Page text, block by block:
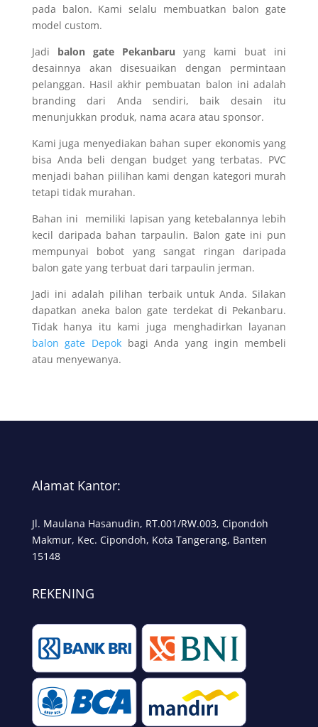
pada balon. Kami selalu membuatkan balon gate
model custom.
Jadi balon gate Pekanbaruyang kami buat ini
desainnya akan disesuaikan dengan permintaan
pelanggan. Hasil akhir pembuatan balon ini adalah
branding dari Anda sendiri, baik desain itu
menunjukkan produk, nama acara atau sponsor.
Kami juga menyediakan bahan super ekonomis yang
bisa Anda beli dengan budget yang terbatas. PVC
menjadi bahan piilihan kami dengan kategori murah
tetapi tidak murahan.
Bahan ini memiliki lapisan yang ketebalannya lebih
kecil daripada bahan tarpaulin. Balon gate ini pun
mempunyai bobot yang sangat ringan daripada
balon gate yang terbuat dari tarpaulin jerman.
Jadi ini adalah pilihan terbaik untuk Anda. Silakan
dapatkan aneka balon gate terdekat di Pekanbaru.
Tidak hanya itu kami juga menghadirkan layanan
balon gate Depok bagi Anda yang ingin membeli
atau menyewanya.
Alamat Kantor:
Jl. Maulana Hasanudin, RT.001/RW.003, Cipondoh
Makmur, Kec. Cipondoh, Kota Tangerang, Banten
15148
REKENING